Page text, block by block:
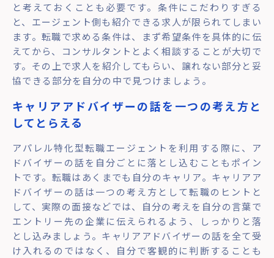
と考えておくことも必要です。条件にこだわりすぎる
と、エージェント側も紹介できる求人が限られてしまい
ます。転職で求める条件は、まず希望条件を具体的に伝
えてから、コンサルタントとよく相談することが大切で
す。その上で求人を紹介してもらい、譲れない部分と妥
協できる部分を自分の中で見つけましょう。
キャリアアドバイザーの話を一つの考え方と
してとらえる
アパレル特化型転職エージェントを利用する際に、ア
ドバイザーの話を自分ごとに落とし込むこともポイン
トです。転職はあくまでも自分のキャリア。キャリアア
ドバイザーの話は一つの考え方として転職のヒントと
して、実際の面接などでは、自分の考えを自分の言葉で
エントリー先の企業に伝えられるよう、しっかりと落
とし込みましょう。キャリアアドバイザーの話を全て受
け入れるのではなく、自分で客観的に判断することも